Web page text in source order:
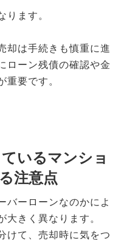
ります。
却は手続きも慎重に進
ローン残債の確認や金
重要です。
いるマンショ
注意点
バーローンなのかによ
大きく異なります。
けて、売却時に気をつ